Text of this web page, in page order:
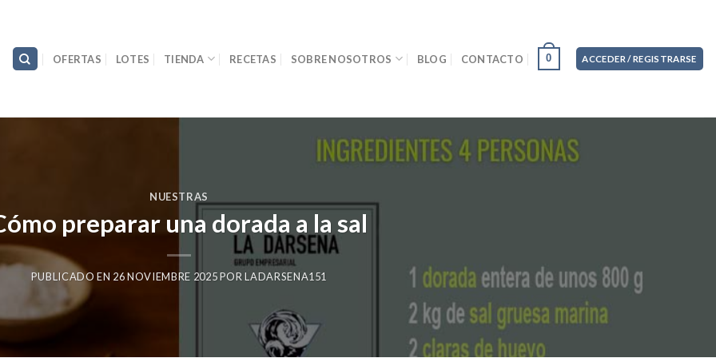
OFERTAS LOTES TIENDA RECETAS SOBRE NOSOTROS BLOG CONTACTO 0 ACCEDER / REGISTRARSE
NUESTRAS
preparar una dorada a la sal
PUBLICADO EN 26 NOVIEMBRE 2025PORLADARSENA151